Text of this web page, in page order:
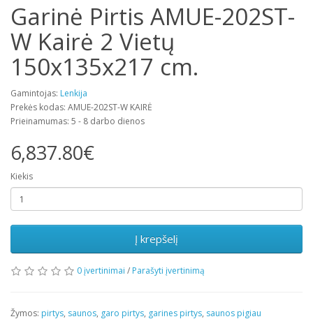
Garinė Pirtis AMUE-202ST-
W Kairė 2 Vietų
150x135x217 cm.
Gamintojas: Lenkija
Prekės kodas: AMUE-202ST-W KAIRĖ
Prieinamumas: 5 - 8 darbo dienos
6,837.80€
Kiekis
Į krepšelį
0 įvertinimai / Parašyti įvertinimą
Žymos: pirtys, saunos, garo pirtys, garines pirtys, saunos pigiau